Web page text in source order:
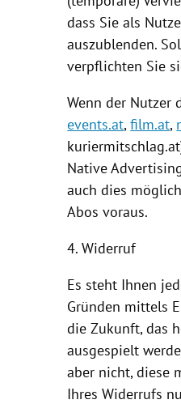
dass Sie als
auszublenden.
verpflichten Sie
Wenn der Nutzer
events.at,film.at,
kuriermitschlag
Native
auch dies
Abos voraus.
4. Widerruf
Es steht Ihnen
Gründen mittels
die Zukunft, das
ausgespielt
aber nicht, diese
Ihres Widerrufs